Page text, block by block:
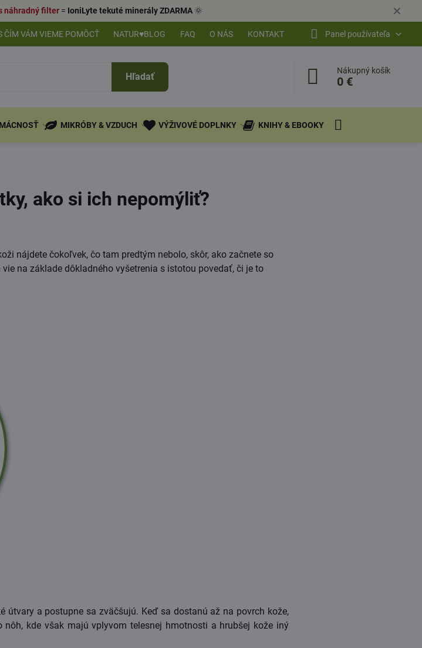
✕
náhradný filter= IoniLyte tekuté minerály ZDARMA🌞
ČÍM VÁM VIEME POMÔCŤ NATUR♥BLOG FAQ O NÁS KONTAKT Panel používateľa
Hľadať
Nákupný košík
0 €
MIKRÓBY & VZDUCH VÝŽIVOVÉ DOPLNKY KNIHY & EBOOKY
ako si ich nepomýliť?
nájdete čokoľvek, čo tam predtým nebolo, skôr, ako začnete so
na základe dôkladného vyšetrenia s istotou povedať, či je to
útvary a postupne sa zväčšujú. Keď sa dostanú až na povrch kože,
kde však majú vplyvom telesnej hmotnosti a hrubšej kože iný